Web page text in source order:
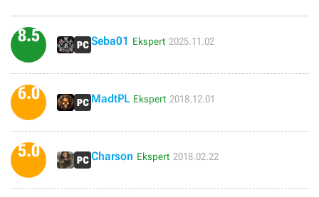
8.5 Seba01 Ekspert 2025.11.02
6.0 MadtPL Ekspert 2018.12.01
5.0 Charson Ekspert 2018.02.22